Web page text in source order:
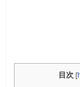
目次 [